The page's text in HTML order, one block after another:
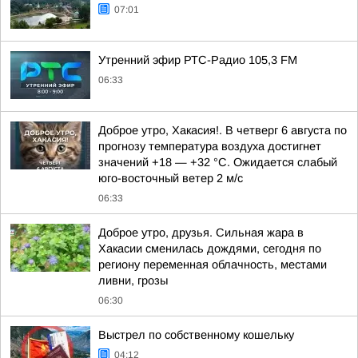
07:01
Утренний эфир РТС-Радио 105,3 FM
06:33
Доброе утро, Хакасия!. В четверг 6 августа по
прогнозу температура воздуха достигнет
значений +18 — +32 °С. Ожидается слабый
юго-восточный ветер 2 м/с
06:33
Доброе утро, друзья. Сильная жара в
Хакасии сменилась дождями, сегодня по
региону переменная облачность, местами
ливни, грозы
06:30
Выстрел по собственному кошельку
04:12